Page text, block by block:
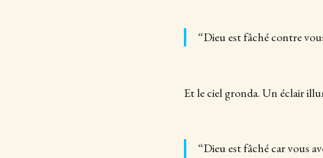
“Dieu est fâché contre
Et le ciel gronda. Un éclair
“Dieu est fâché car vous